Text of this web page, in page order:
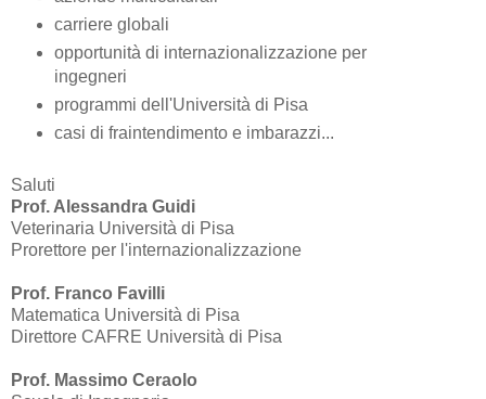
carriere globali
opportunità di internazionalizzazione per
ingegneri
programmi dell'Università di Pisa
casi di fraintendimento e imbarazzi...
Saluti
Prof. Alessandra Guidi
Veterinaria Università di Pisa
Prorettore per l'internazionalizzazione
Prof. Franco Favilli
Matematica Università di Pisa
Direttore CAFRE Università di Pisa
Prof. Massimo Ceraolo